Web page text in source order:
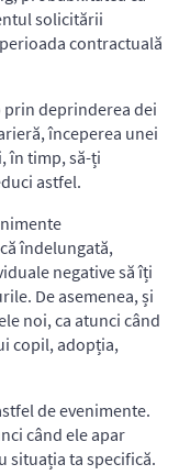
solicitării
contractuală
prin deprinderea dei
începerea unei
în timp, să-ți
astfel.
îndelungată,
negative să îți
De asemenea, și
noi, ca atunci când
copil, adopția,
de evenimente.
când ele apar
situația ta specifică.